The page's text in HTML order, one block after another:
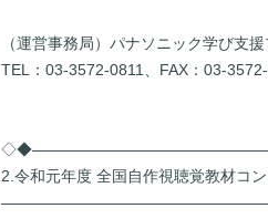
（運営事務局）パナソニック学び支
TEL：03-3572-0811、FAX：03-
2.令和元年度 全国自作視聴覚教材コ